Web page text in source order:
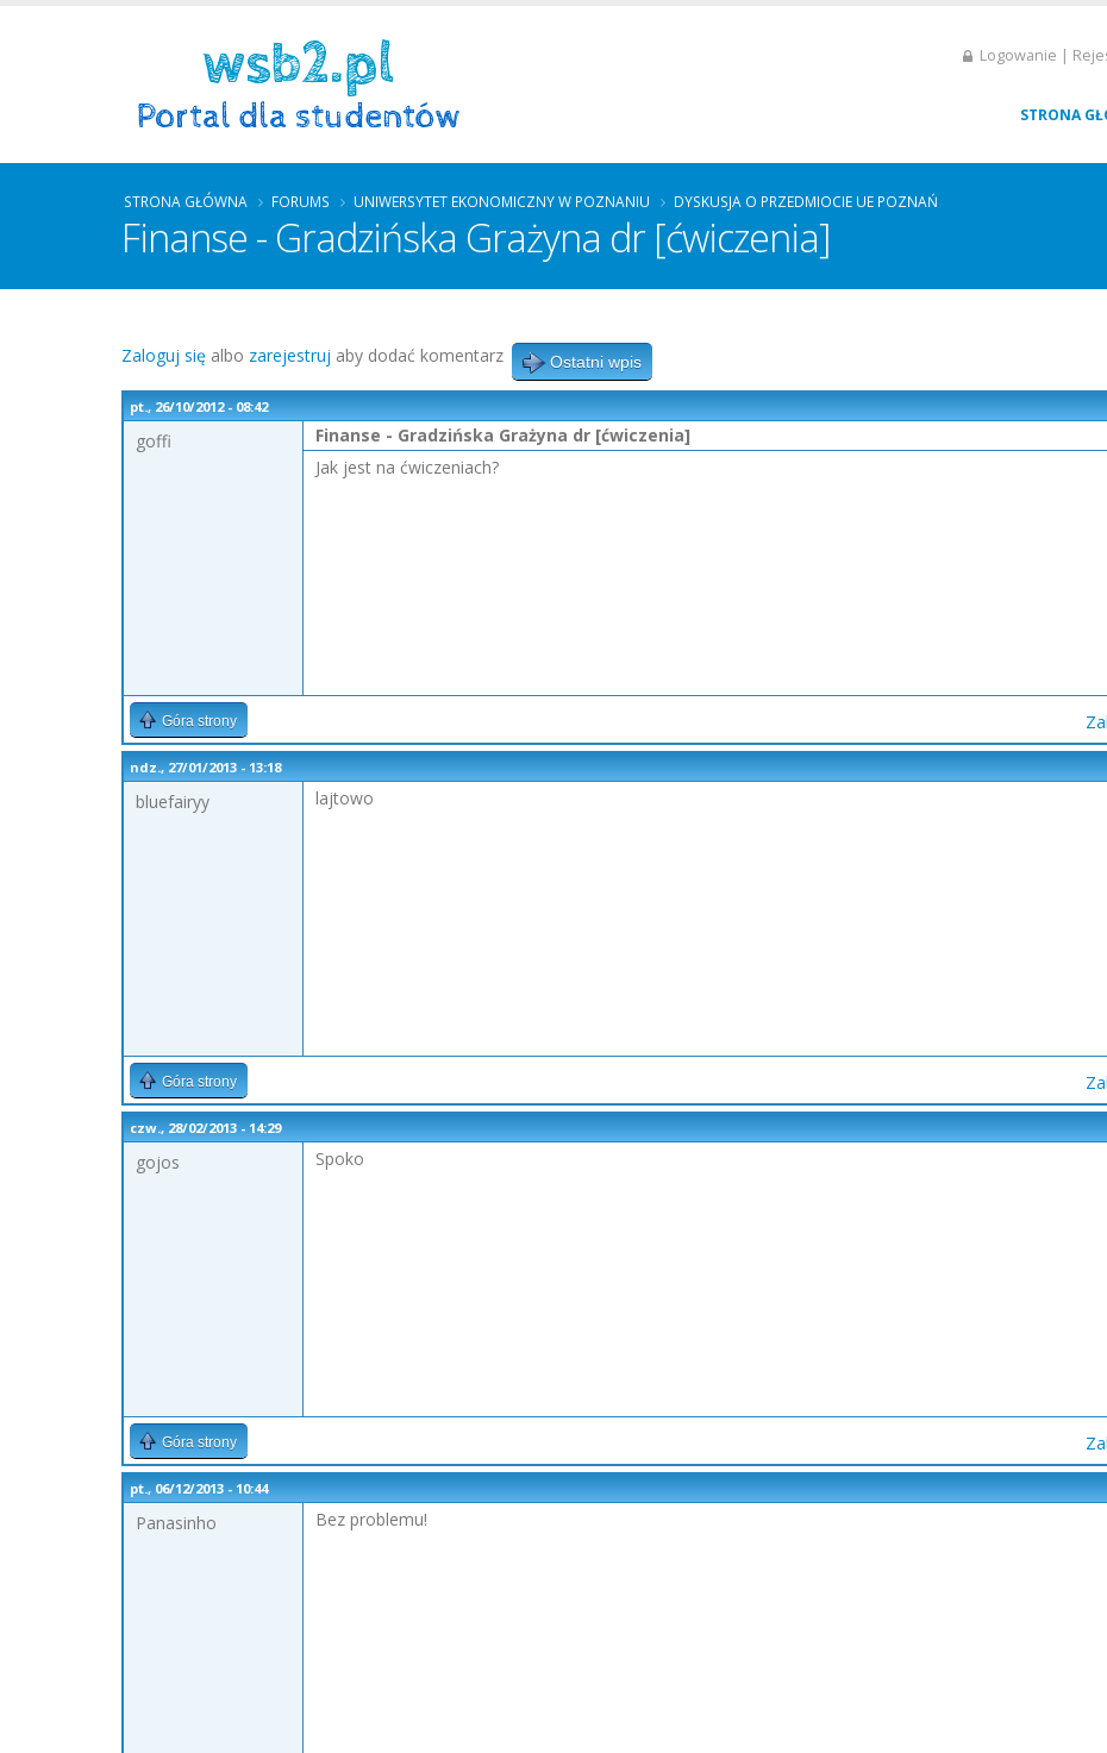
Logowanie |
STRONA
STRONA GŁÓWNA FORUMS UNIWERSYTET EKONOMICZNY W POZNANIU DYSKUSJA O PRZEDMIOCIE UE POZNAŃ
Finanse - Gradzińska Grażyna dr [ćwiczenia]
Zaloguj się albo zarejestruj aby dodać komentarz Ostatni wpis
pt., 26/10/2012 - 08:42
goffi
Finanse - Gradzińska Grażyna dr [ćwiczenia]
Jak jest na ćwiczeniach?
Góra strony
ndz., 27/01/2013 - 13:18
bluefairyy
lajtowo
Góra strony
czw., 28/02/2013 - 14:29
gojos
Spoko
Góra strony
pt., 06/12/2013 - 10:44
Panasinho
Bez problemu!